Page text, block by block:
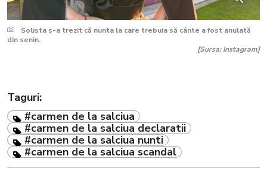
Solista s-a trezit că nunta la care trebuia să cânte a fost anulată
din senin.
[Sursa: Instagram]
Taguri:
#carmen de la salciua
#carmen de la salciua declaratii
#carmen de la salciua nunti
#carmen de la salciua scandal